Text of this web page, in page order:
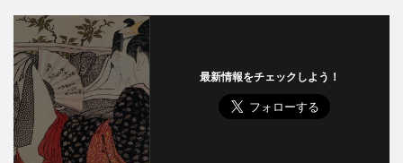
最新情報をチェックしよう！